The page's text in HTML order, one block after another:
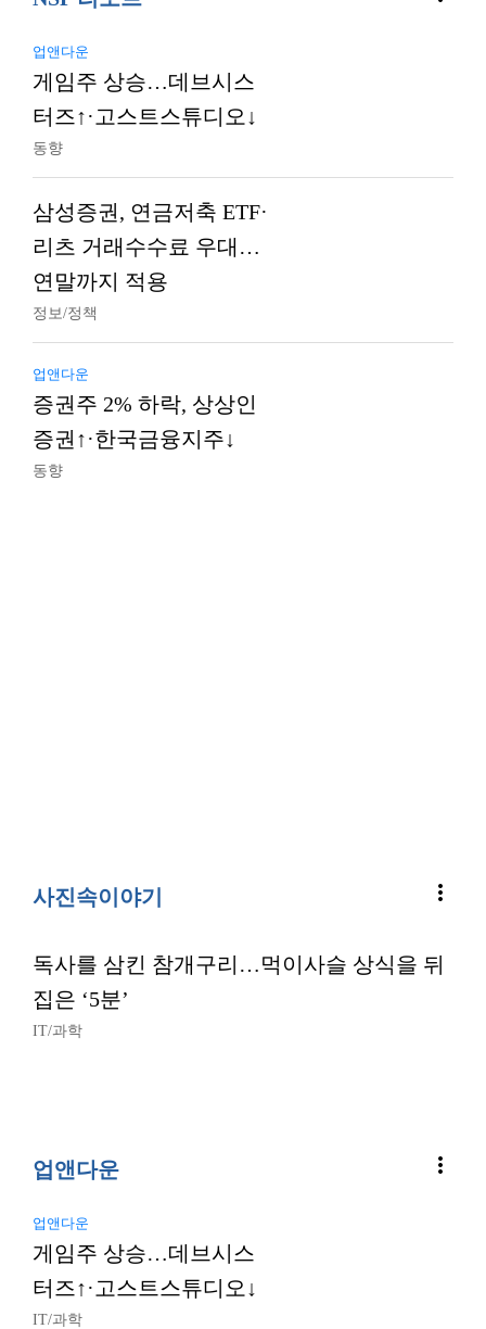
업앤다운
게임주 상승…데브시스
터즈↑·고스트스튜디오↓
동향
삼성증권, 연금저축 ETF·
리츠 거래수수료 우대…
연말까지 적용
정보/정책
업앤다운
증권주 2% 하락, 상상인
증권↑·한국금융지주↓
동향
사진속이야기 more_vert
독사를 삼킨 참개구리…먹이사슬 상식을 뒤
집은 ‘5분’
IT/과학
업앤다운 more_vert
업앤다운
게임주 상승…데브시스
터즈↑·고스트스튜디오↓
IT/과학